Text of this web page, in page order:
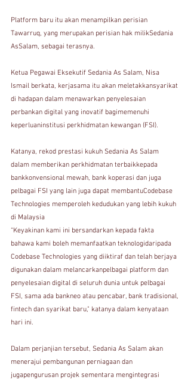
Platform baru itu akan menampilkan perisian
Tawarruq, yang merupakan perisian hak milikSedania
AsSalam, sebagai terasnya.
Ketua Pegawai Eksekutif Sedania As Salam, Nisa
Ismail berkata, kerjasama itu akan meletakkansyarikat
di hadapan dalam menawarkan penyelesaian
perbankan digital yang inovatif bagimemenuhi
keperluaninstitusi perkhidmatan kewangan (FSI).
Katanya, rekod prestasi kukuh Sedania As Salam
dalam memberikan perkhidmatan terbaikkepada
bankkonvensional mewah, bank koperasi dan juga
pelbagai FSI yang lain juga dapat membantuCodebase
Technologies memperoleh kedudukan yang lebih kukuh
di Malaysia
“Keyakinan kami ini bersandarkan kepada fakta
bahawa kami boleh memanfaatkan teknologidaripada
Codebase Technologies yang diiktiraf dan telah berjaya
digunakan dalam melancarkanpelbagai platform dan
penyelesaian digital di seluruh dunia untuk pelbagai
FSI, sama ada bankneo atau pencabar, bank tradisional,
fintech dan syarikat baru," katanya dalam kenyataan
hari ini.
Dalam perjanjian tersebut, Sedania As Salam akan
menerajui pembangunan perniagaan dan
jugapengurusan projek sementara mengintegrasi